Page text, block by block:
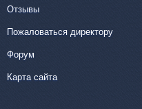
Отзывы
Пожаловаться директору
Форум
Карта сайта